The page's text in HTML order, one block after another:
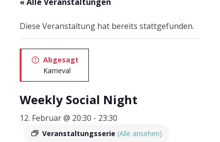
Diese Veranstaltung hat bereits stattgefunden.
Abgesagt
Karneval
Weekly Social Night
12. Februar @ 20:30 - 23:30
Veranstaltungsserie (Alle ansehen)